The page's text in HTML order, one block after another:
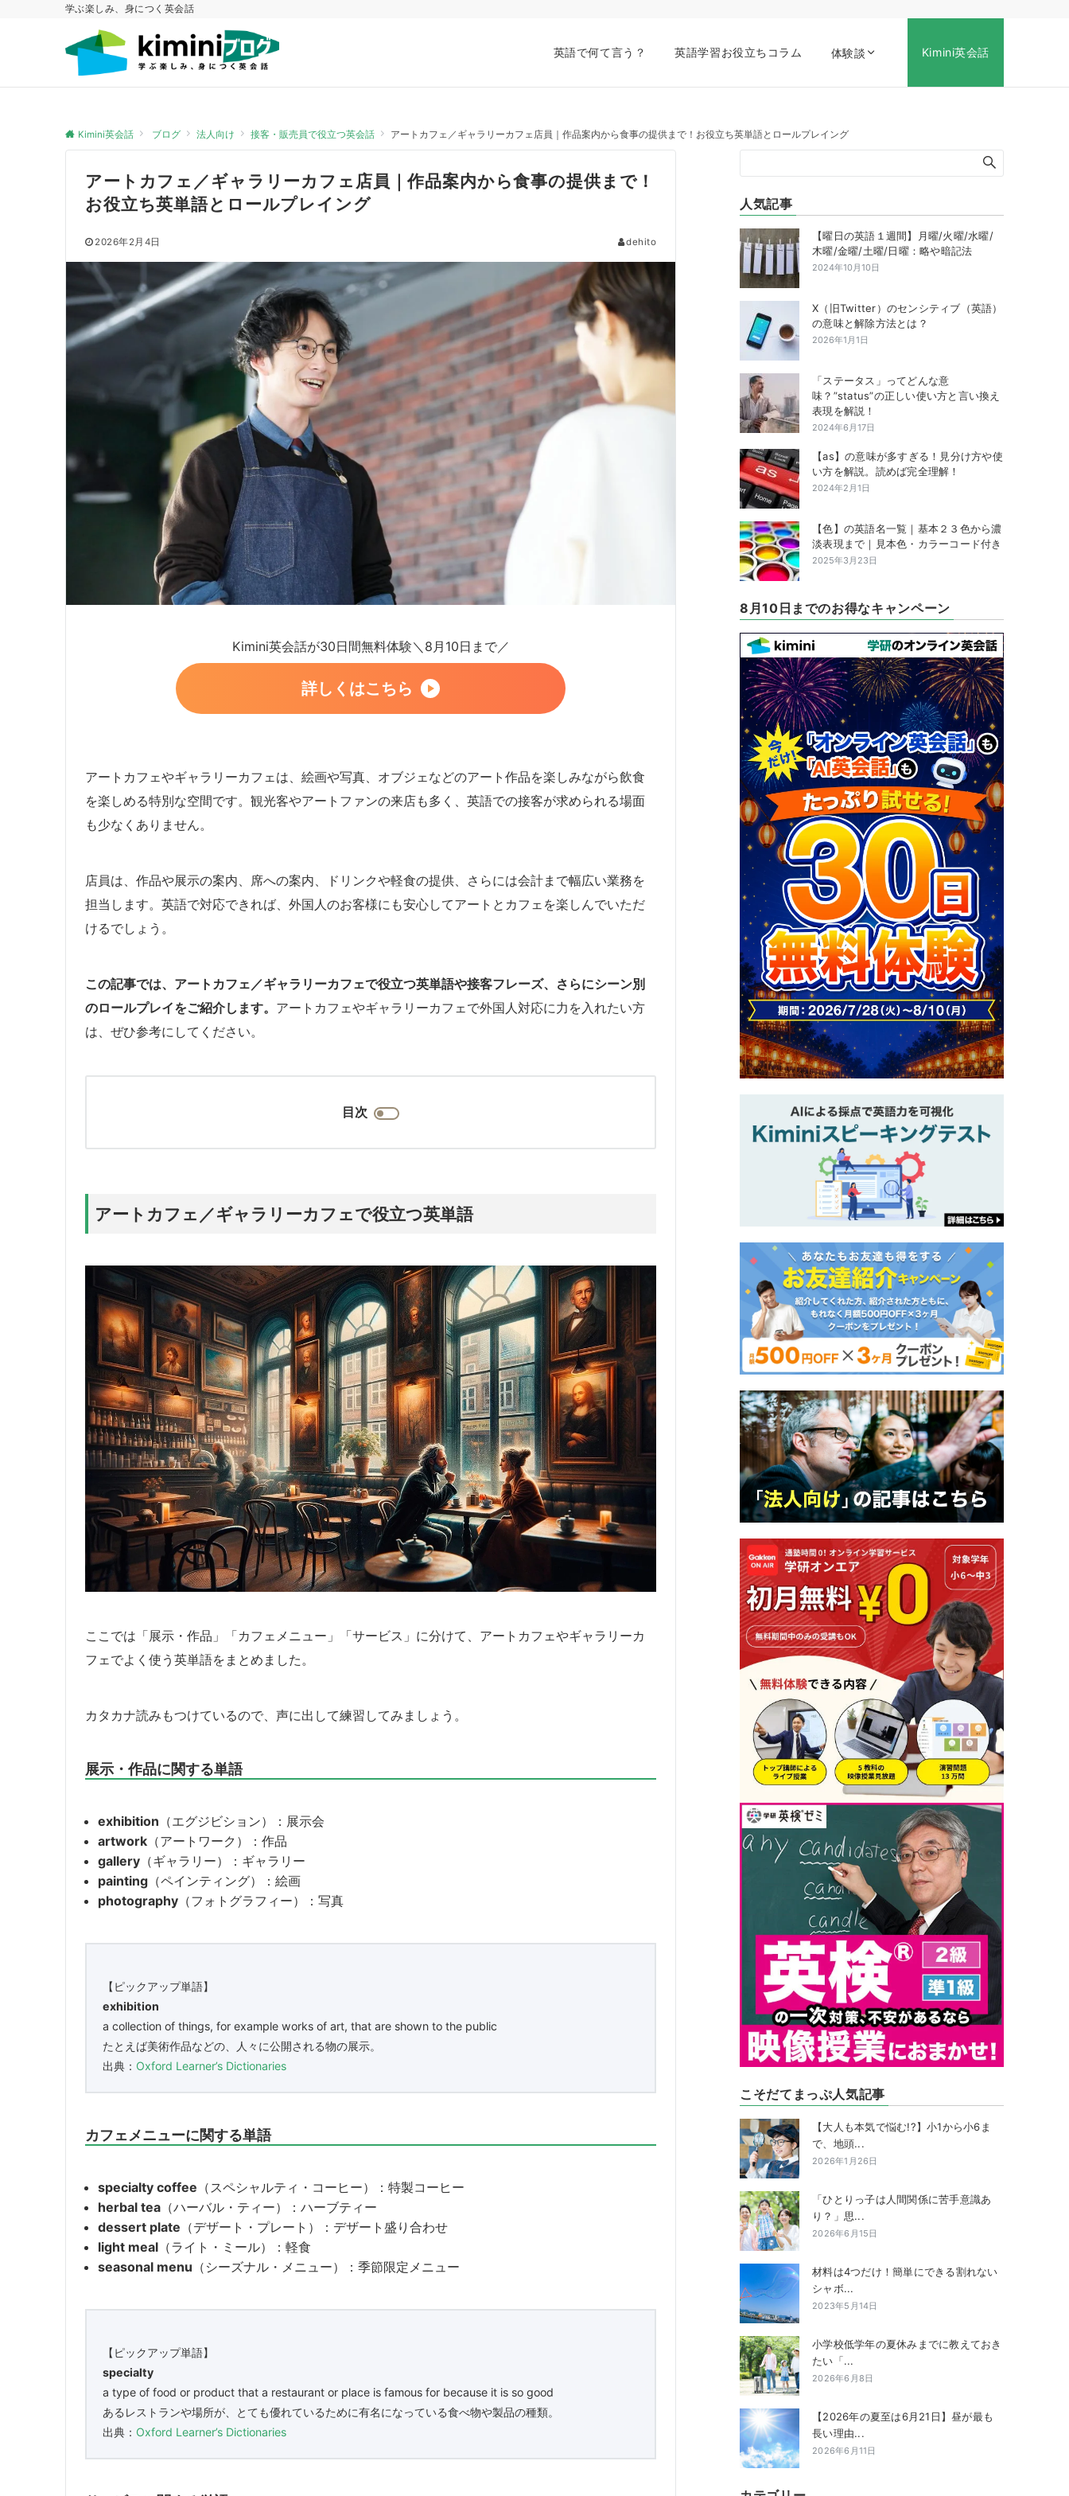
学ぶ楽しみ、身につく英会話
英語で何て言う？ 英語学習お役立ちコラム 体験談 Kimini英会話
Kimini英会話 ブログ 法人向け 接客・販売員で役立つ英会話 アートカフェ／ギャラリーカフェ店員｜作品案内から食事の提供まで！お役立ち英単語とロールプレイング
アートカフェ／ギャラリーカフェ店員｜作品案内から食事の提供まで！
お役立ち英単語とロールプレイング
2026年2月4日 dehito
Kimini英会話が30日間無料体験＼8月10日まで／
詳しくはこちら
アートカフェやギャラリーカフェは、絵画や写真、オブジェなどのアート作品を楽しみながら飲食
を楽しめる特別な空間です。観光客やアートファンの来店も多く、英語での接客が求められる場面
も少なくありません。
店員は、作品や展示の案内、席への案内、ドリンクや軽食の提供、さらには会計まで幅広い業務を
担当します。英語で対応できれば、外国人のお客様にも安心してアートとカフェを楽しんでいただ
けるでしょう。
この記事では、アートカフェ／ギャラリーカフェで役立つ英単語や接客フレーズ、さらにシーン別
のロールプレイをご紹介します。 アートカフェやギャラリーカフェで外国人対応に力を入れたい方
は、ぜひ参考にしてください。
目次
アートカフェ／ギャラリーカフェで役立つ英単語
ここでは「展示・作品」「カフェメニュー」「サービス」に分けて、アートカフェやギャラリーカ
フェでよく使う英単語をまとめました。
カタカナ読みもつけているので、声に出して練習してみましょう。
展示・作品に関する単語
exhibition （エグジビション）：展示会
artwork （アートワーク）：作品
gallery （ギャラリー）：ギャラリー
painting （ペインティング）：絵画
photography （フォトグラフィー）：写真
【ピックアップ単語】
exhibition
a collection of things, for example works of art, that are shown to the public
たとえば美術作品などの、人々に公開される物の展示。
出典： Oxford Learner’s Dictionaries
カフェメニューに関する単語
specialty coffee （スペシャルティ・コーヒー）：特製コーヒー
herbal tea （ハーバル・ティー）：ハーブティー
dessert plate （デザート・プレート）：デザート盛り合わせ
light meal （ライト・ミール）：軽食
seasonal menu （シーズナル・メニュー）：季節限定メニュー
【ピックアップ単語】
specialty
​a type of food or product that a restaurant or place is famous for because it is so good
あるレストランや場所が、とても優れているために有名になっている食べ物や製品の種類。
出典： Oxford Learner’s Dictionaries
人気記事
【曜日の英語１週間】月曜/火曜/水曜/
木曜/金曜/土曜/日曜：略や暗記法
2024年10月10日
X（旧Twitter）のセンシティブ（英語）
の意味と解除方法とは？
2026年1月1日
「ステータス」ってどんな意
味？”status”の正しい使い方と言い換え
表現を解説！
2024年6月17日
【as】の意味が多すぎる！見分け方や使
い方を解説。読めば完全理解！
2024年2月1日
【色】の英語名一覧｜基本２３色から濃
淡表現まで｜見本色・カラーコード付き
2025年3月23日
8月10日までのお得なキャンペーン
こそだてまっぷ人気記事
【大人も本気で悩む!?】小1から小6ま
で、地頭...
2026年1月26日
「ひとりっ子は人間関係に苦手意識あ
り？」思...
2026年6月15日
材料は4つだけ！簡単にできる割れない
シャボ...
2023年5月14日
小学校低学年の夏休みまでに教えておき
たい「...
2026年6月8日
【2026年の夏至は6月21日】昼が最も
長い理由...
2026年6月11日